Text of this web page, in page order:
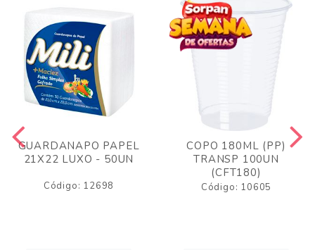
GUARDANAPO PAPEL
21X22 LUXO - 50UN
Código: 12698
COPO 180ML (PP)
TRANSP 100UN
(CFT180)
Código: 10605